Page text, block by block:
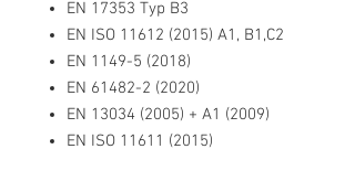
EN 17353 Typ B3
EN ISO 11612 (2015) A1, B1,C2
EN 1149-5 (2018)
EN 61482-2 (2020)
EN 13034 (2005) + A1 (2009)
EN ISO 11611 (2015)